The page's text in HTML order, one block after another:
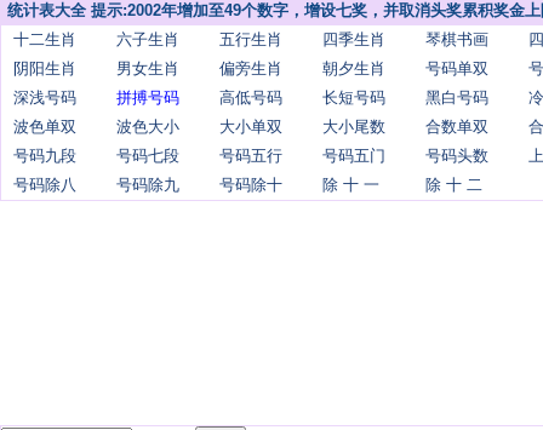
统计表大全 提示:2002年增加至49个数字，增设七奖，并取消头奖累积奖金
十二生肖
六子生肖 五行生肖 四季生肖 琴棋书画
阴阳生肖
男女生肖 偏旁生肖 朝夕生肖 号码单双
深浅号码
拼搏号码 高低号码 长短号码 黑白号码
波色单双
波色大小 大小单双 大小尾数 合数单双
号码九段
号码七段 号码五行 号码五门 号码头数
号码除八
号码除九 号码除十 除 十 一 除 十 二